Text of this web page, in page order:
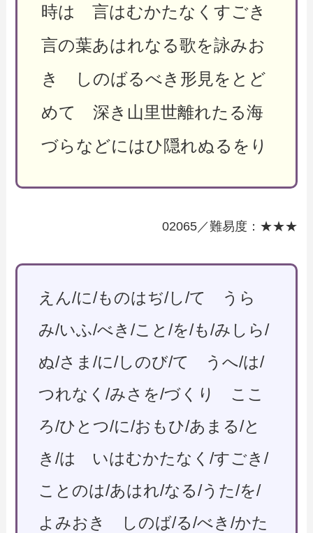
時は 言はむかたなくすごき
言の葉あはれなる歌を詠みお
き しのばるべき形見をとど
めて 深き山里世離れたる海
づらなどにはひ隠れぬるをり
02065／難易度：★★★
えん/に/ものはぢ/し/て うら
み/いふ/べき/こと/を/も/みしら/
ぬ/さま/に/しのび/て うへ/は/
つれなく/みさを/づくり ここ
ろ/ひとつ/に/おもひ/あまる/と
き/は いはむかたなく/すごき/
ことのは/あはれ/なる/うた/を/
よみおき しのば/る/べき/かた